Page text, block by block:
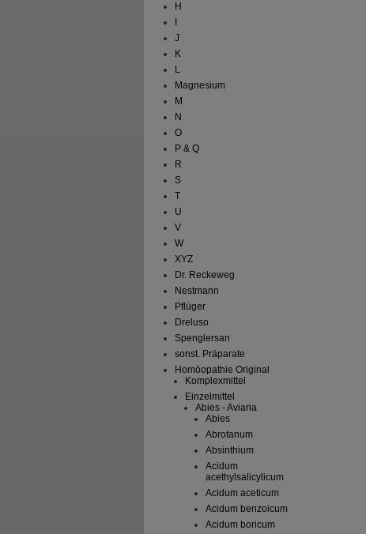
H
J
K
L
Magnesium
M
N
O
P & Q
R
S
T
U
V
W
XYZ
Dr. Reckeweg
Nestmann
Pflüger
Dreluso
Spenglersan
sonst. Präparate
Homöopathie Original
Komplexmittel
Einzelmittel
Abies - Aviaria
Abies
Abrotanum
Absinthium
Acidum
acethylsalicylicum
Acidum aceticum
Acidum benzoicum
Acidum boricum